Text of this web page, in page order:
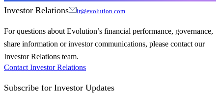
Investor Relations ir@evolution.com
For questions about Evolution’s financial performance, governance,
share information or investor communications, please contact our
Investor Relations team.
Contact Investor Relations
Subscribe for Investor Updates